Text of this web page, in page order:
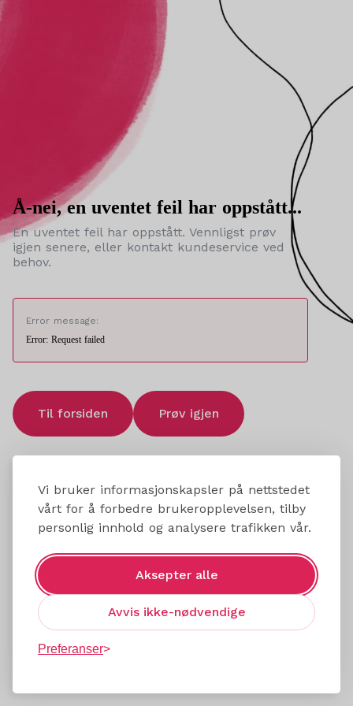
Vi bruker informasjonskapsler på nettstedet
vårt for å forbedre brukeropplevelsen, tilby
personlig innhold og analysere trafikken vår.
Aksepter alle
Avvis ikke-nødvendige
Preferanser
Å-nei, en uventet feil har oppstått...
En uventet feil har oppstått. Vennligst prøv
igjen senere, eller kontakt kundeservice ved
behov.
Error message:
Error: Request failed
Til forsiden Prøv igjen